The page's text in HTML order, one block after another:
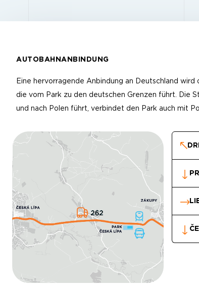
AUTOBAHNANBINDUNG
Eine hervorragende Anbindung an Deutschland
die vom Park zu den deutschen Grenzen führt. Die
und nach Polen führt, verbindet den Park auch mit